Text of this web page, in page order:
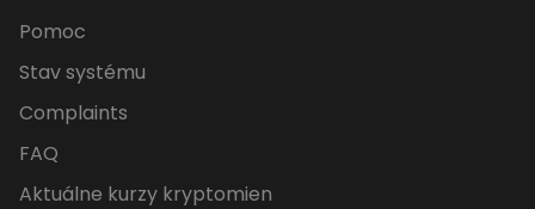
Pomoc
Stav systému
Complaints
FAQ
Aktuálne kurzy kryptomien